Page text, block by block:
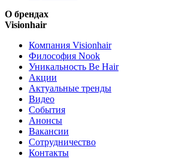
О брендах
Visionhair
Компания Visionhair
Философия Nook
Уникальность Be Hair
Акции
Актуальные тренды
Видео
События
Анонсы
Вакансии
Сотрудничество
Контакты